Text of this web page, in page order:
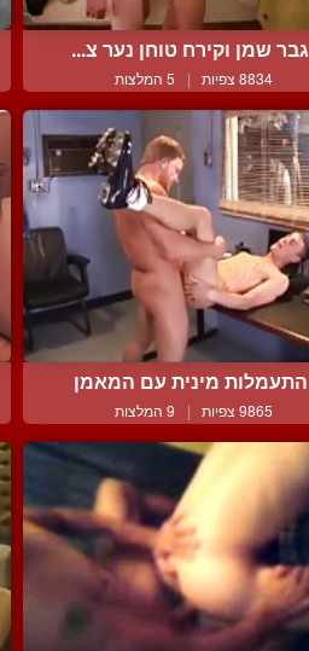
גבר שמן וקירח טוחן נער צ...
8834 צפיות | 5 המלצות
התעמלות מינית עם המאמן
9865 צפיות | 9 המלצות